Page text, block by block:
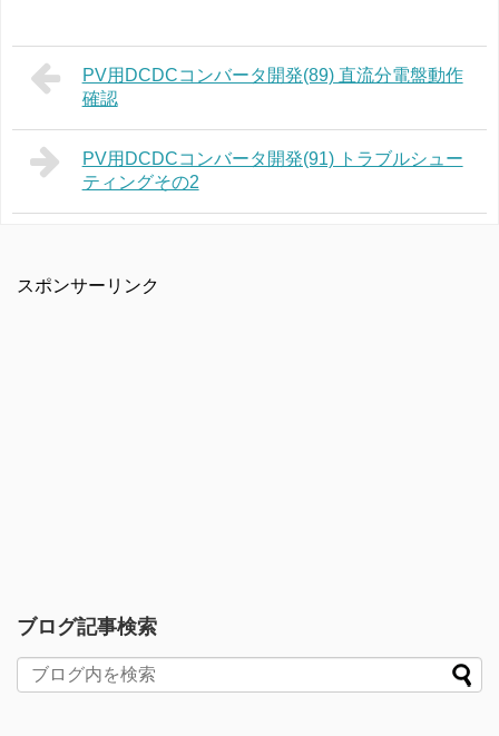
PV用DCDCコンバータ開発(89) 直流分電盤動作
確認
PV用DCDCコンバータ開発(91) トラブルシュー
ティングその2
スポンサーリンク
ブログ記事検索